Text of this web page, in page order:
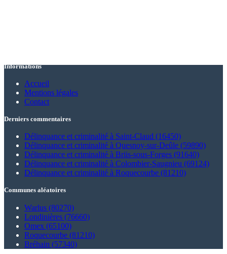
Informations
Accueil
Mentions légales
Contact
Derniers commentaires
Délinquance et criminalité à Saint-Claud (16450)
Délinquance et criminalité à Quesnoy-sur-Deûle (59890)
Délinquance et criminalité à Briis-sous-Forges (91640)
Délinquance et criminalité à Colombier-Saugnieu (69124)
Délinquance et criminalité à Roquecourbe (81210)
Communes aléatoires
Warlus (80270)
Londinières (76660)
Omex (65100)
Roquecourbe (81210)
Bréhain (57340)